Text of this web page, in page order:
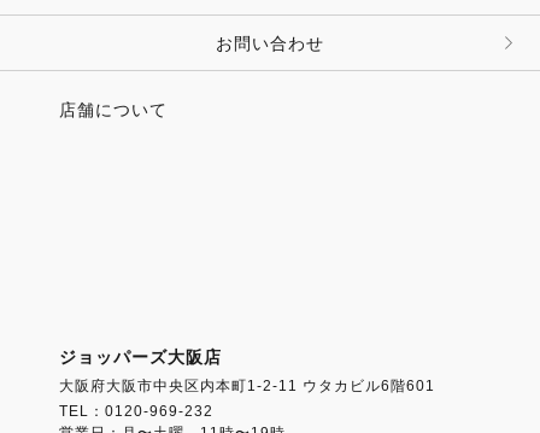
お問い合わせ
店舗について
ジョッパーズ大阪店
大阪府大阪市中央区内本町1-2-11 ウタカビル6階601
TEL：0120-969-232